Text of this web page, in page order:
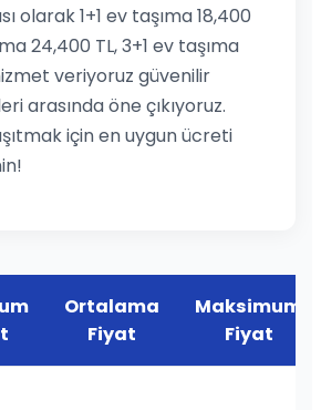
olarak 1+1 ev taşıma 18,400
24,400 TL, 3+1 ev taşıma
veriyoruz güvenilir
arasında öne çıkıyoruz.
için en uygun ücreti
Ortalama
Fiyat
Maksimum
Fiyat